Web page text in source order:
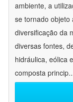
ambiente, a
se tornado objeto
diversificação da
diversas fontes,
hidráulica, eólica
composta princip